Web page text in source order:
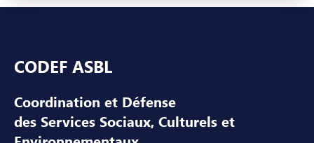
CODEF ASBL
Coordination et Défense
des Services Sociaux, Culturels et